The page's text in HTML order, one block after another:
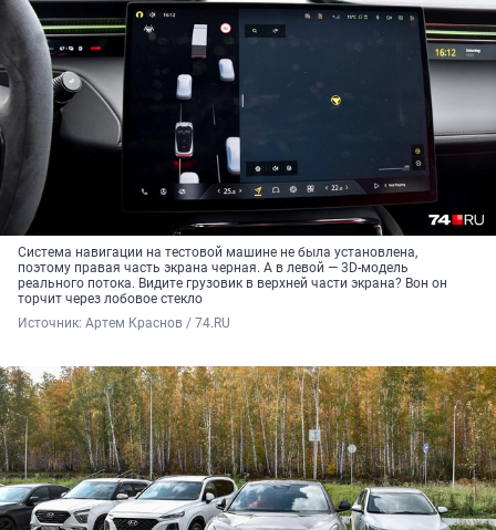
Система навигации на тестовой машине не была установлена,
поэтому правая часть экрана черная. А в левой — 3D-модель
реального потока. Видите грузовик в верхней части экрана? Вон он
торчит через лобовое стекло
Источник: Артем Краснов / 74.RU